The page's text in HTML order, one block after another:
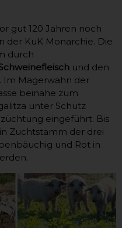
gut 120 Jahren noch
der KuK Monarchie. Die
durch
und den
Im Magerwahn der
beinahe zum
unter Schutz
eingeführt. Bis
Zuchtstamm der drei
und Rot in